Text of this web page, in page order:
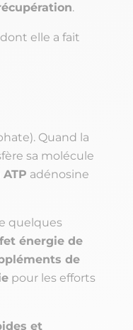
.
elle a fait
Quand la
sa molécule
adénosine
quelques
énergie de
de
pour les efforts
et